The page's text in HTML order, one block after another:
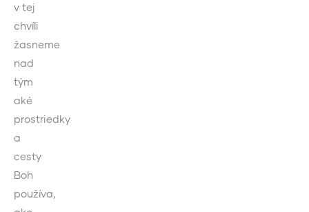
v tej
chvíli
žasneme
nad
tým
aké
prostriedky
a
cesty
Boh
používa,